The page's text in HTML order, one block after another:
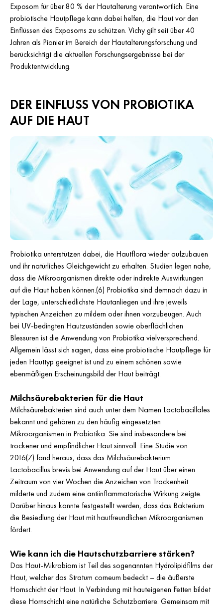
Exposom für über 80 % der Hautalterung verantwortlich. Eine
probiotische Hautpflege kann dabei helfen, die Haut vor den
Einflüssen des Exposoms zu schützen. Vichy gilt seit über 40
Jahren als Pionier im Bereich der Hautalterungsforschung und
berücksichtigt die aktuellen Forschungsergebnisse bei der
Produktentwicklung.
DER EINFLUSS VON PROBIOTIKA
AUF DIE HAUT
Probiotika unterstützen dabei, die Hautflora wieder aufzubauen
und ihr natürliches Gleichgewicht zu erhalten. Studien legen nahe,
dass die Mikroorganismen direkte oder indirekte Auswirkungen
auf die Haut haben können.(6) Probiotika sind demnach dazu in
der Lage, unterschiedlichste Hautanliegen und ihre jeweils
typischen Anzeichen zu mildern oder ihnen vorzubeugen. Auch
bei UV-bedingten Hautzuständen sowie oberflächlichen
Blessuren ist die Anwendung von Probiotika vielversprechend.
Allgemein lässt sich sagen, dass eine probiotische Hautpflege für
jeden Hauttyp geeignet ist und zu einem schönen sowie
ebenmäßigen Erscheinungsbild der Haut beiträgt.
Milchsäurebakterien für die Haut
Milchsäurebakterien sind auch unter dem Namen Lactobacillales
bekannt und gehören zu den häufig eingesetzten
Mikroorganismen in Probiotika. Sie sind insbesondere bei
trockener und empfindlicher Haut sinnvoll. Eine Studie von
2016(7) fand heraus, dass das Milchsäurebakterium
Lactobacillus brevis bei Anwendung auf der Haut über einen
Zeitraum von vier Wochen die Anzeichen von Trockenheit
milderte und zudem eine antiinflammatorische Wirkung zeigte.
Darüber hinaus konnte festgestellt werden, dass das Bakterium
die Besiedlung der Haut mit hautfreundlichen Mikroorganismen
fördert.
Wie kann ich die Hautschutzbarriere stärken?
Das Haut-Mikrobiom ist Teil des sogenannten Hydrolipidfilms der
Haut, welcher das Stratum corneum bedeckt – die äußerste
Hornschicht der Haut. In Verbindung mit hauteigenen Fetten bildet
diese Hornschicht eine natürliche Schutzbarriere. Gemeinsam mit